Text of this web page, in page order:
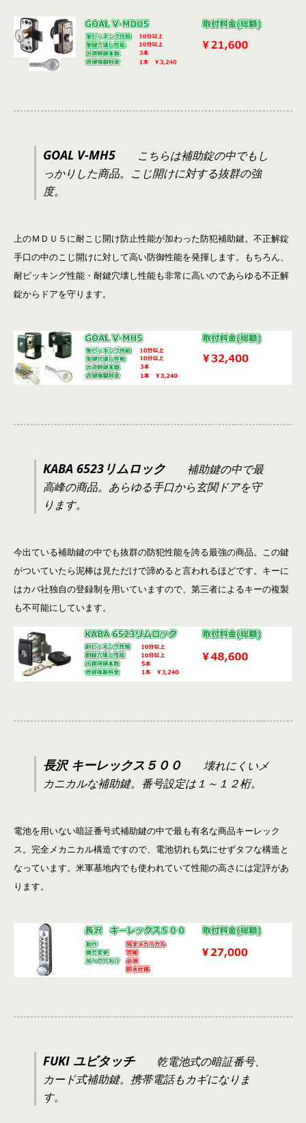
GOAL V-MH5 こちらは補助錠の中でもし
っかりした商品。こじ開けに対する抜群の強
度。
上のＭＤＵ５に耐こじ開け防止性能が加わった防犯補助鍵。不正解錠
手口の中のこじ開けに対して高い防御性能を発揮します。もちろん、
耐ピッキング性能・耐鍵穴壊し性能も非常に高いのであらゆる不正解
錠からドアを守ります。
KABA 6523リムロック 補助鍵の中で最
高峰の商品。あらゆる手口から玄関ドアを守
ります。
今出ている補助鍵の中でも抜群の防犯性能を誇る最強の商品。この鍵
がついていたら泥棒は見ただけで諦めると言われるほどです。キーに
はカバ社独自の登録制を用いていますので、第三者によるキーの複製
も不可能にしています。
長沢 キーレックス５００ 壊れにくいメ
カニカルな補助鍵。番号設定は１～１２桁。
電池を用いない暗証番号式補助鍵の中で最も有名な商品キーレック
ス。完全メカニカル構造ですので、電池切れも気にせずタフな構造と
なっています。米軍基地内でも使われていて性能の高さには定評があ
ります。
FUKI ユビタッチ乾電池式の暗証番号、
カード式補助鍵。携帯電話もカギになりま
す。